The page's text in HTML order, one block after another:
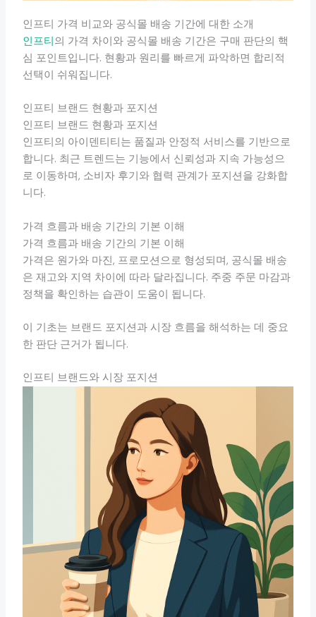
인프티 가격 비교와 공식몰 배송 기간에 대한 소개
인프티의 가격 차이와 공식몰 배송 기간은 구매 판단의 핵
심 포인트입니다. 현황과 원리를 빠르게 파악하면 합리적
선택이 쉬워집니다.
인프티 브랜드 현황과 포지션
인프티 브랜드 현황과 포지션
인프티의 아이덴티티는 품질과 안정적 서비스를 기반으로
합니다. 최근 트렌드는 기능에서 신뢰성과 지속 가능성으
로 이동하며, 소비자 후기와 협력 관계가 포지션을 강화합
니다.
가격 흐름과 배송 기간의 기본 이해
가격 흐름과 배송 기간의 기본 이해
가격은 원가와 마진, 프로모션으로 형성되며, 공식몰 배송
은 재고와 지역 차이에 따라 달라집니다. 주중 주문 마감과
정책을 확인하는 습관이 도움이 됩니다.
이 기초는 브랜드 포지션과 시장 흐름을 해석하는 데 중요
한 판단 근거가 됩니다.
인프티 브랜드와 시장 포지션